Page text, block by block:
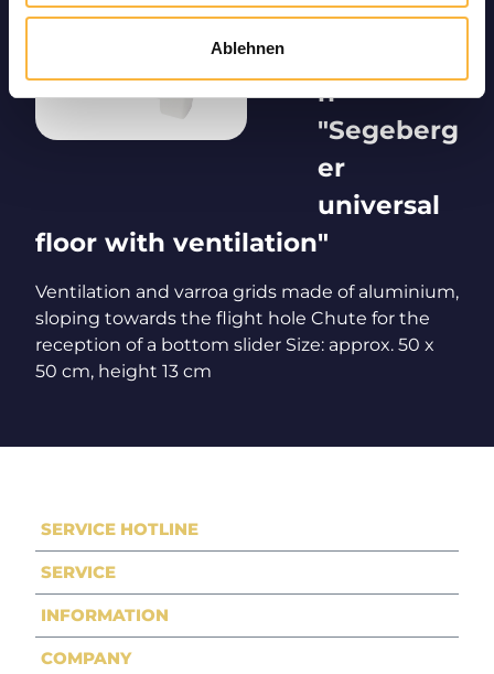
Ablehnen
Product
n
"Segeberg
er
universal
floor with ventilation"
Ventilation and varroa grids made of aluminium,
sloping towards the flight hole Chute for the
reception of a bottom slider Size: approx. 50 x
50 cm, height 13 cm
SERVICE HOTLINE
SERVICE
INFORMATION
COMPANY